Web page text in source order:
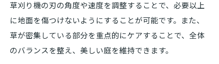
草刈り機の刃の角度や速度を調整することで、必要以上
に地面を傷つけないようにすることが可能です。また、
草が密集している部分を重点的にケアすることで、全体
のバランスを整え、美しい庭を維持できます。